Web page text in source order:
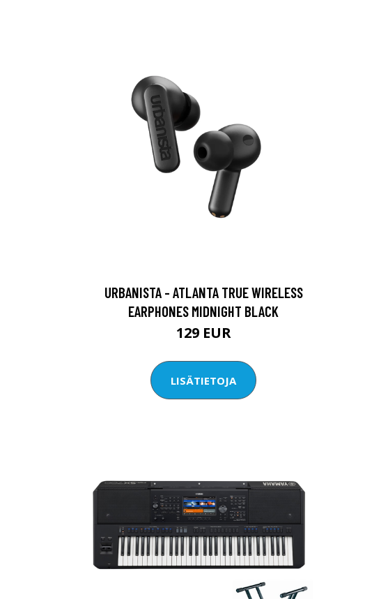
URBANISTA - ATLANTA TRUE WIRELESS
EARPHONES MIDNIGHT BLACK
129 EUR
LISÄTIETOJA